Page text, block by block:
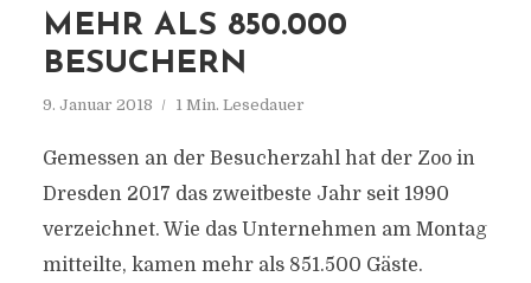
MEHR ALS 850.000
BESUCHERN
9. Januar 2018 1 Min. Lesedauer
Gemessen an der Besucherzahl hat der Zoo in
Dresden 2017 das zweitbeste Jahr seit 1990
verzeichnet. Wie das Unternehmen am Montag
mitteilte, kamen mehr als 851.500 Gäste.